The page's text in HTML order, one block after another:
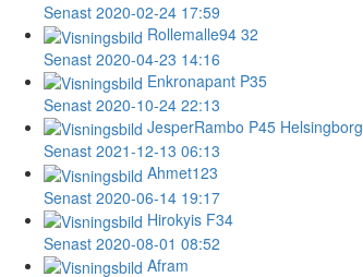
Senast 2020-02-24 17:59
Rollemalle94 32
Senast 2020-04-23 14:16
Enkronapant P35
Senast 2020-10-24 22:13
JesperRambo P45 Helsingborg
Senast 2021-12-13 06:13
Ahmet123
Senast 2020-06-14 19:17
Hirokyis F34
Senast 2020-08-01 08:52
Afram